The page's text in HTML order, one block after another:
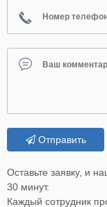
Отправить
Оставьте заявку, и
30 минут.
Каждый сотрудник